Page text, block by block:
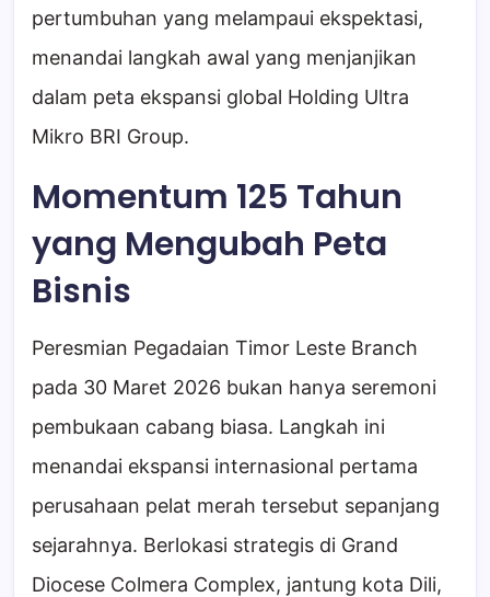
pertumbuhan yang melampaui ekspektasi,
menandai langkah awal yang menjanjikan
dalam peta ekspansi global Holding Ultra
Mikro BRI Group.
Momentum 125 Tahun
yang Mengubah Peta
Bisnis
Peresmian Pegadaian Timor Leste Branch
pada 30 Maret 2026 bukan hanya seremoni
pembukaan cabang biasa. Langkah ini
menandai ekspansi internasional pertama
perusahaan pelat merah tersebut sepanjang
sejarahnya. Berlokasi strategis di Grand
Diocese Colmera Complex, jantung kota Dili,